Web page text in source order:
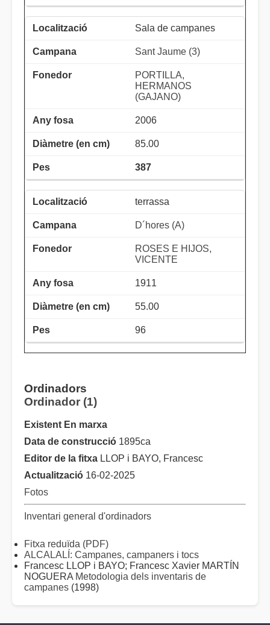
Sala de campanes
Sant Jaume (3)
PORTILLA,
HERMANOS
(GAJANO)
2006
85.00
387
terrassa
D´hores (A)
ROSES E HIJOS,
VICENTE
1911
55.00
96
Ordinadors
Ordinador (1)
Existent En marxa
Data de construcció 1895ca
Editor de la fitxa LLOP i BAYO, Francesc
Actualització 16-02-2025
Fotos
Inventari general d'ordinadors
Fitxa reduïda (PDF)
ALCALALÍ: Campanes, campaners i tocs
Francesc LLOP i BAYO; Francesc Xavier MARTÍN
NOGUERA Metodologia dels inventaris de
campanes (1998)